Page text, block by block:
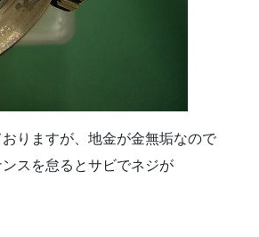
りますが、地金が金無垢なので
スを怠るとサビでネジが